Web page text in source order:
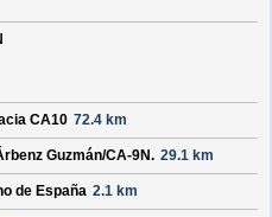
CA10 72.4 km
Guzmán/CA-9N. 29.1 km
de España 2.1 km